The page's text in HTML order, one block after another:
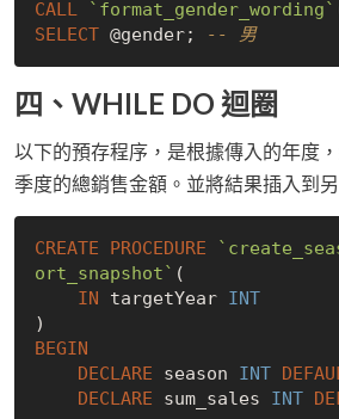
CALL `format_gender_wording`
SELECT @gender; -- 男
四、WHILE DO 迴圈
以下的預存程序，是根據傳入的年度
季度的總銷售金額。並將結果插入到
CREATE PROCEDURE
ort_snapshot` (
IN targetYear INT
BEGIN
DECLARE season INT
DECLARE sum_sales INT